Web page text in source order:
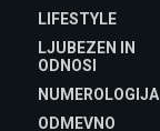
LIFESTYLE
LJUBEZEN IN
ODNOSI
NUMEROLOGIJA
ODMEVNO